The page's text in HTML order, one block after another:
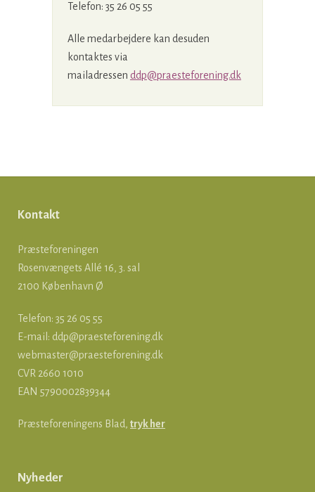
Telefon: 35 26 05 55
Alle medarbejdere kan desuden
kontaktes via
mailadressen ddp@praesteforening.dk
Kontakt
Præsteforeningen
Rosenvængets Allé 16, 3. sal
2100 København Ø
Telefon: 35 26 05 55
E-mail: ddp@praesteforening.dk
webmaster@praesteforening.dk
CVR 2660 1010
EAN 5790002839344
Præsteforeningens Blad, tryk her
Nyheder